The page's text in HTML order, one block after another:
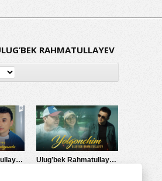
RAHMATULLAYEV
Ulug’bek Rahmatullayev — Onam bilan raqsga tushganda
Ulug’bek Rahmatullayev — Yolg’onchim…